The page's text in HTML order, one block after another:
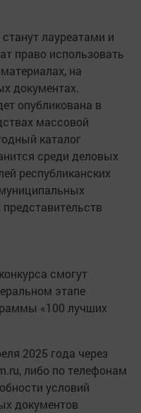
лауреатами и
право использовать
на
документах.
опубликована в
массовой
каталог
среди деловых
республиканских
смогут
этапе
«100 лучших
2025 года через
либо по телефонам
условий
документов